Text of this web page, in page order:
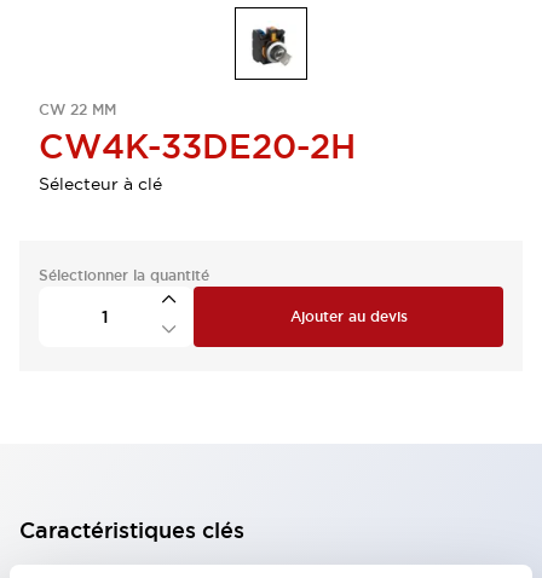
CW 22 MM
CW4K-33DE20-2H
Sélecteur à clé
Sélectionner la quantité
Ajouter au devis
Caractéristiques clés